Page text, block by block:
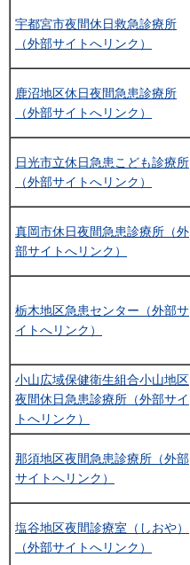
宇都宮市夜間休日救急診療所
（外部サイトへリンク）
鹿沼地区休日夜間急患診療所
（外部サイトへリンク）
日光市立休日急患こども診療所
（外部サイトへリンク）
真岡市休日夜間急患診療所（外
部サイトへリンク）
栃木地区急患センター（外部サ
イトへリンク）
小山広域保健衛生組合小山地区
夜間休日急患診療所（外部サイ
トへリンク）
那須地区夜間急患診療所（外部
サイトへリンク）
塩谷地区夜間診療室（しおや）
（外部サイトへリンク）